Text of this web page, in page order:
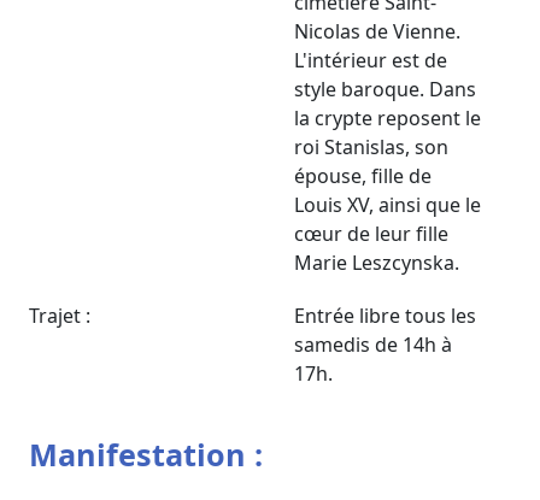
Nicolas de Vienne.
L'intérieur est de
style baroque. Dans
la crypte reposent le
roi Stanislas, son
épouse, fille de
Louis XV, ainsi que le
cœur de leur fille
Marie Leszcynska.
Trajet :
Entrée libre tous les
samedis de 14h à
17h.
Manifestation :